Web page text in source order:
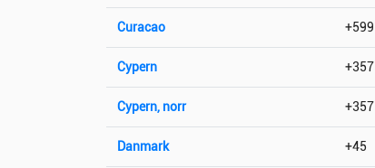
Curacao +599
Cypern +357
Cypern, norr +357
Danmark +45